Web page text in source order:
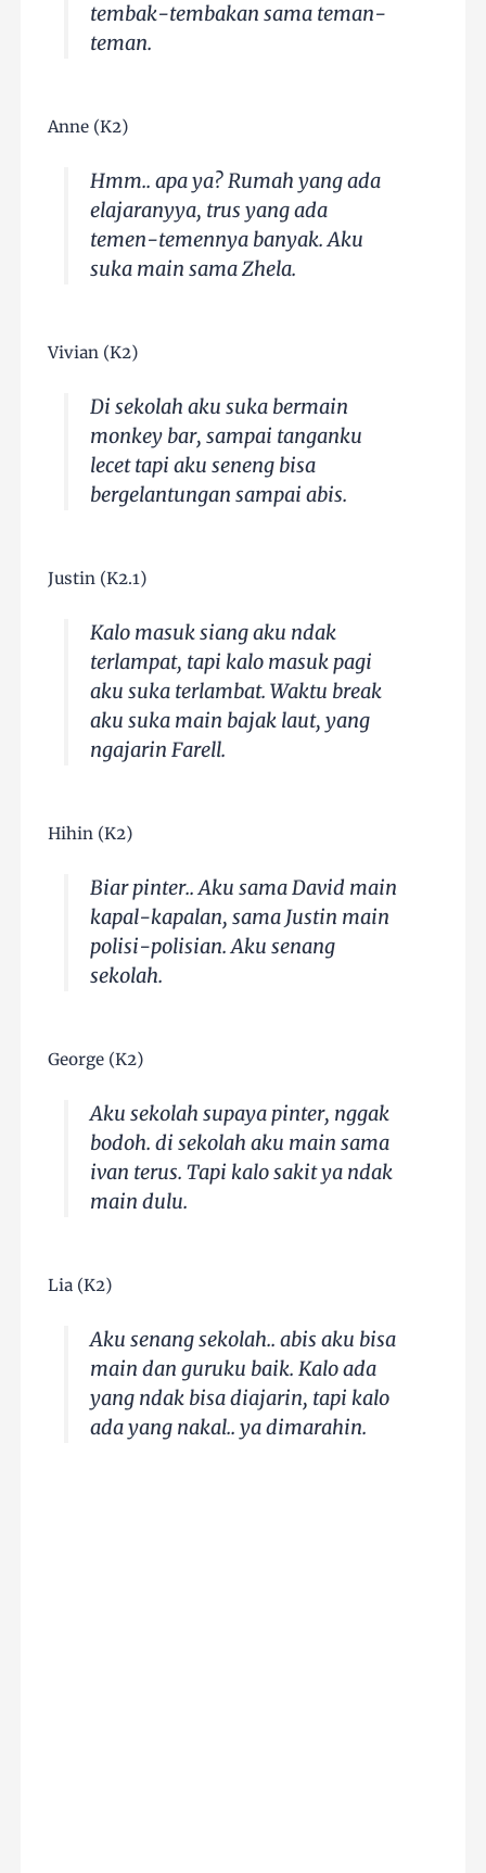
tembak-tembakan sama teman-
teman.
Anne (K2)
Hmm.. apa ya? Rumah yang ada
elajaranyya, trus yang ada
temen-temennya banyak. Aku
suka main sama Zhela.
Vivian (K2)
Di sekolah aku suka bermain
monkey bar, sampai tanganku
lecet tapi aku seneng bisa
bergelantungan sampai abis.
Justin (K2.1)
Kalo masuk siang aku ndak
terlampat, tapi kalo masuk pagi
aku suka terlambat. Waktu break
aku suka main bajak laut, yang
ngajarin Farell.
Hihin (K2)
Biar pinter.. Aku sama David main
kapal-kapalan, sama Justin main
polisi-polisian. Aku senang
sekolah.
George (K2)
Aku sekolah supaya pinter, nggak
bodoh. di sekolah aku main sama
ivan terus. Tapi kalo sakit ya ndak
main dulu.
Lia (K2)
Aku senang sekolah.. abis aku bisa
main dan guruku baik. Kalo ada
yang ndak bisa diajarin, tapi kalo
ada yang nakal.. ya dimarahin.